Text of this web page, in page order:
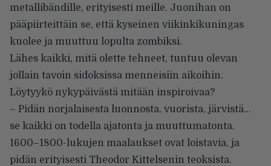
metallibändille, erityisesti meille. Juonihan on
pääpiirteittäin se, että kyseinen viikinkikuningas
kuolee ja muuttuu lopulta zombiksi.
Lähes kaikki, mitä olette tehneet, tuntuu olevan
jollain tavoin sidoksissa menneisiin aikoihin.
Löytyykö nykypäivästä mitään inspiroivaa?
– Pidän norjalaisesta luonnosta, vuorista, järvistä…
se kaikki on todella ajatonta ja muuttumatonta.
1600–1800-lukujen maalaukset ovat loistavia, ja
pidän erityisesti Theodor Kittelsenin teoksista.